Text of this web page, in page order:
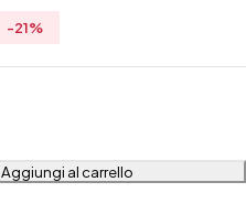
-21%
Aggiungi al carrello